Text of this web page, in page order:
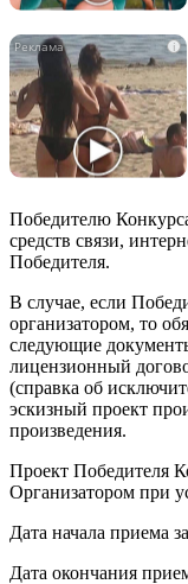
i
Победителю
средств связи,
Победителя.
В случае, если
организатором, то
следующие
лицензионный
(справка об
эскизный проект
произведения.
Проект Победителя
Организатором при
Дата начала приема
Дата окончания